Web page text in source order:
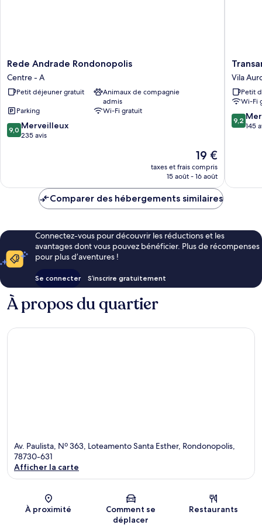
Rede
Andrade
Rondonopolis
Centre
A
Rede Andrade Rondonopolis
Centre - A
Petit déjeuner gratuit
Animaux de compagnie
admis
Parking
Wi-Fi gratuit
9.0
sur
9,0 Merveilleux
235 avis
Le
nouveau
prix
de
19 €
taxes et frais compris
15 août - 16 août
Fit
Vila
Aurora
I
Vila
Petit
Wi-Fi
9.2
sur
9,2
145
Comparer des hébergements similaires
Connectez-vous pour découvrir les réductions et les
avantages dont vous pouvez bénéficier. Plus de récompenses
pour plus d’aventures !
Se connecter S’inscrire gratuitement
À propos du quartier
Av. Paulista, Nº 363, Loteamento Santa Esther, Rondonopolis,
78730-631
Afficher la carte
À proximité
Comment se
déplacer
Restaurants